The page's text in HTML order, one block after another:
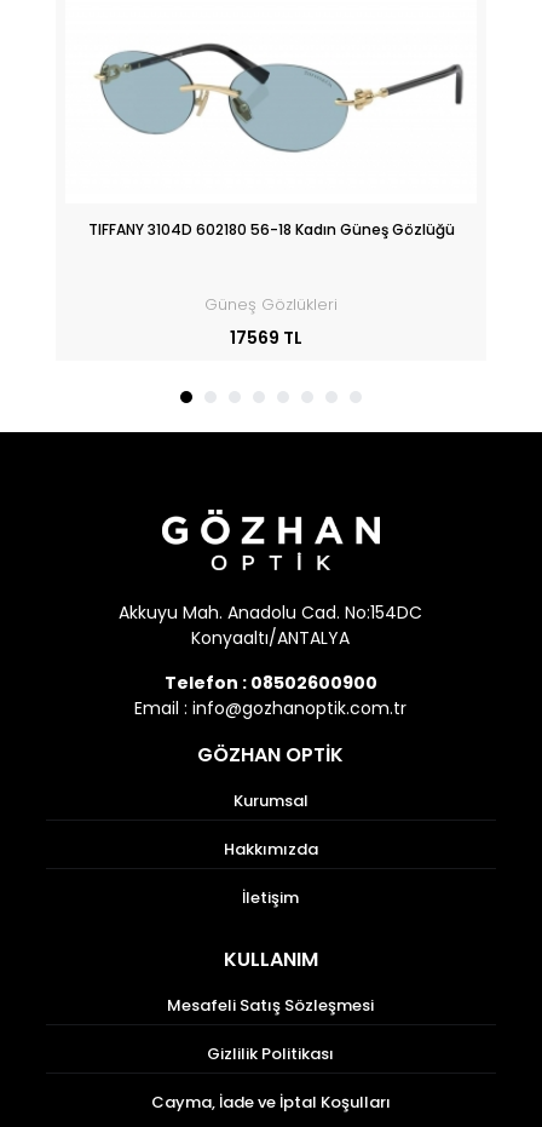
TIFFANY 3104D 602180 56-18 Kadın Güneş Gözlüğü
Güneş Gözlükleri
17569 TL
Akkuyu Mah. Anadolu Cad. No:154DC
Konyaaltı/ANTALYA
Telefon : 08502600900
Email :info@gozhanoptik.com.tr
GÖZHAN OPTİK
Kurumsal
Hakkımızda
İletişim
KULLANIM
Mesafeli Satış Sözleşmesi
Gizlilik Politikası
Cayma, İade ve İptal Koşulları